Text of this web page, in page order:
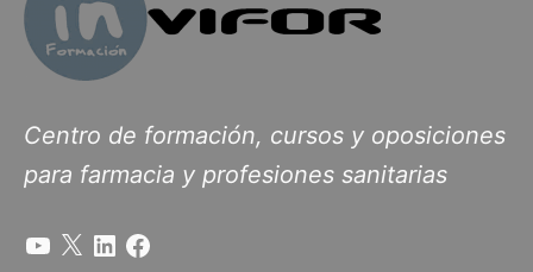
Centro de formación, cursos y oposiciones
para farmacia y profesiones sanitarias